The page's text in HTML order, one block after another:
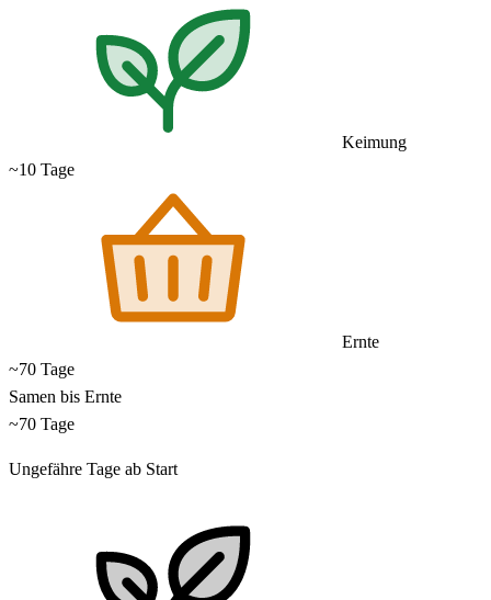
Keimung
~10 Tage
Ernte
~70 Tage
Samen bis Ernte
~70 Tage
Ungefähre Tage ab Start